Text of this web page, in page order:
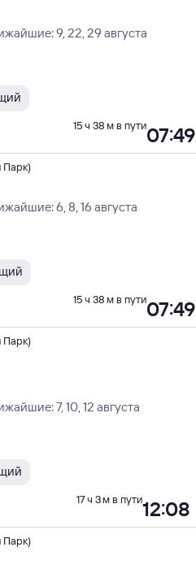
9, 22, 29 августа
Парк)
07:49
15 ч 38 м в пути
6, 8, 16 августа
Парк)
07:49
15 ч 38 м в пути
7, 10, 12 августа
Парк)
12:08
17 ч 3 м в пути